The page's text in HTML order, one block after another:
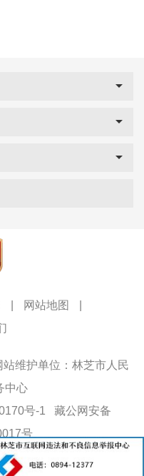
网站地图
站维护单位：林芝市人民
中心
号-1
藏公网安备
号